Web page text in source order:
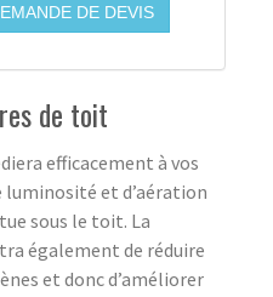
DE DEVIS
de toit
efficacement à vos
luminosité et d’aération
sous le toit. La
également de réduire
et donc d’améliorer